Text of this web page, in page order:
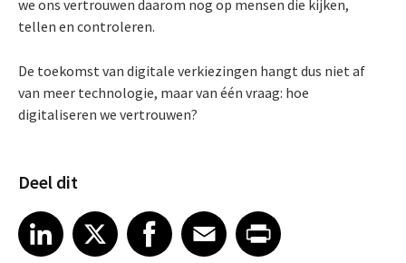
we ons vertrouwen daarom nog op mensen die kijken,
tellen en controleren.
De toekomst van digitale verkiezingen hangt dus niet af
van meer technologie, maar van één vraag: hoe
digitaliseren we vertrouwen?
Deel dit
Share article on LinkedIn
LinkedIn
Share article on XShare article on Facebook
Facebook
Share article on Email
EmailShare article on Print